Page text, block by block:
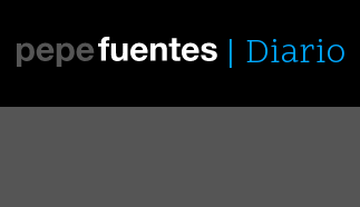
Diario